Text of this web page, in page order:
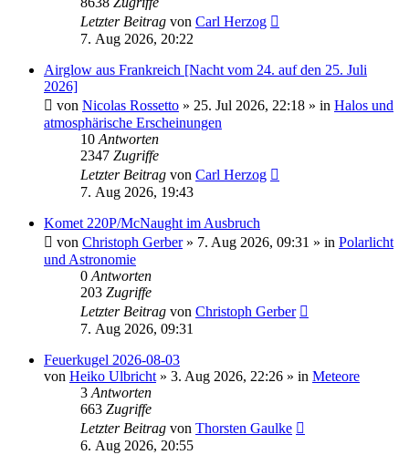
Letzter Beitrag von Carl Herzog
7. Aug 2026, 20:22
Airglow aus Frankreich [Nacht vom 24. auf den 25. Juli
2026]
von Nicolas Rossetto » 25. Jul 2026, 22:18 » in Halos und
atmosphärische Erscheinungen
10 Antworten
2347 Zugriffe
Letzter Beitrag von Carl Herzog
7. Aug 2026, 19:43
Komet 220P/McNaught im Ausbruch
von Christoph Gerber» 7. Aug 2026, 09:31 » in Polarlicht
und Astronomie
0 Antworten
203 Zugriffe
Letzter Beitrag von Christoph Gerber
7. Aug 2026, 09:31
Feuerkugel 2026-08-03
von Heiko Ulbricht » 3. Aug 2026, 22:26 » in Meteore
3 Antworten
663 Zugriffe
Letzter Beitrag von Thorsten Gaulke
6. Aug 2026, 20:55